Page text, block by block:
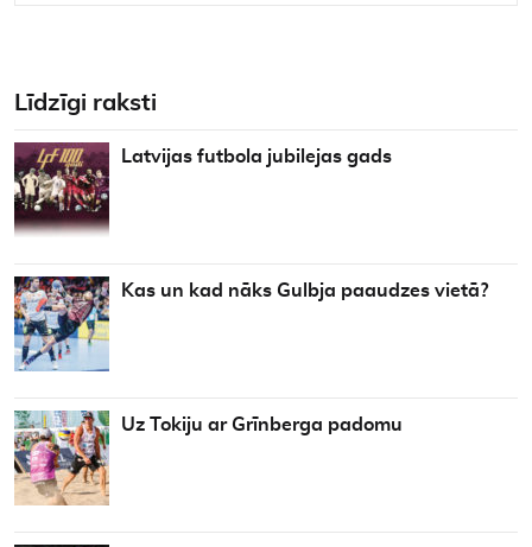
Līdzīgi raksti
Latvijas futbola jubilejas gads
Kas un kad nāks Gulbja paaudzes vietā?
Uz Tokiju ar Grīnberga padomu